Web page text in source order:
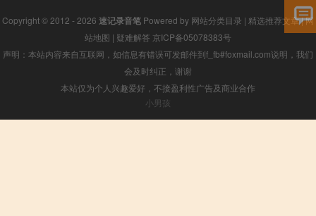
Copyright © 2012 - 2026 速记录音笔 Powered by 网站分类目录 | 精选推荐文章|网
站地图 | 疑难解答 京ICP备05078383号
声明：本站内容来自互联网，如信息有错误可发邮件到f_fb#foxmail.com说明，我们
会及时纠正，谢谢
本站仅为个人兴趣爱好，不接盈利性广告及商业合作
小男孩